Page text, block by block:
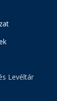
Levéltár